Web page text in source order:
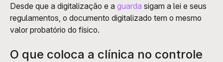
Desde que a digitalização e a guarda sigam a lei e seus
regulamentos, o documento digitalizado tem o mesmo
valor probatório do físico.
O que coloca a clínica no controle